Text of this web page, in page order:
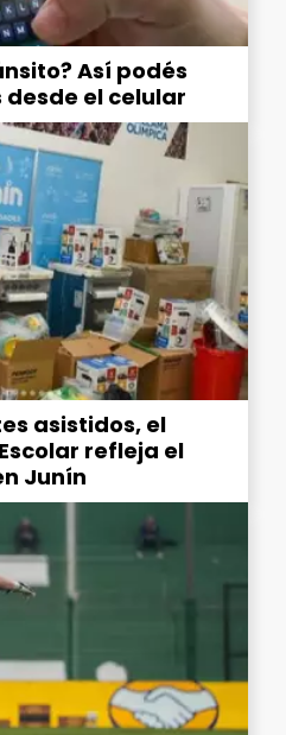
Así podés
el celular
asistidos, el
refleja el
Junín